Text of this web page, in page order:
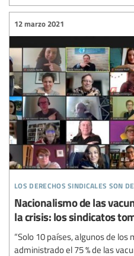
los derechos sindicales son
12 marzo 2021
Nacionalismo de las
la crisis: los sindicatos
“Solo 10 países, algunos de los
administrado el 75 % de las